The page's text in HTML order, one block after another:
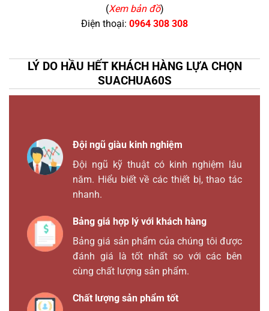
(Xem bản đồ)
Điện thoại: 0964 308 308
LÝ DO HẦU HẾT KHÁCH HÀNG LỰA CHỌN
SUACHUA60S
Đội ngũ giàu kinh nghiệm
Đội ngũ kỹ thuật có kinh nghiệm lâu
năm. Hiểu biết về các thiết bị, thao tác
nhanh.
Bảng giá hợp lý với khách hàng
Bảng giá sản phẩm của chúng tôi được
đánh giá là tốt nhất so với các bên
cùng chất lượng sản phẩm.
Chất lượng sản phẩm tốt